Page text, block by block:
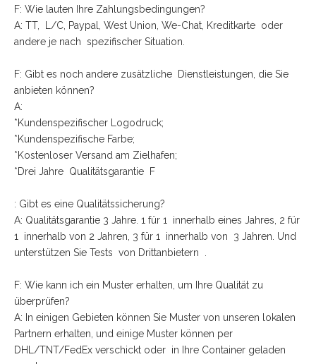
F: Wie lauten Ihre Zahlungsbedingungen?
A: TT, L/C, Paypal, West Union, We-Chat, Kreditkarte oder
andere je nach spezifischer Situation.
F: Gibt es noch andere zusätzliche Dienstleistungen, die Sie
anbieten können?
A:
*Kundenspezifischer Logodruck;
*Kundenspezifische Farbe;
*Kostenloser Versand am Zielhafen;
*Drei Jahre Qualitätsgarantie F
: Gibt es eine Qualitätssicherung?
A: Qualitätsgarantie 3 Jahre. 1 für 1 innerhalb eines Jahres, 2 für
1 innerhalb von 2 Jahren, 3 für 1 innerhalb von 3 Jahren. Und
unterstützen Sie Tests von Drittanbietern .
F: Wie kann ich ein Muster erhalten, um Ihre Qualität zu
überprüfen?
A: In einigen Gebieten können Sie Muster von unseren lokalen
Partnern erhalten, und einige Muster können per
DHL/TNT/FedEx verschickt oder in Ihre Container geladen